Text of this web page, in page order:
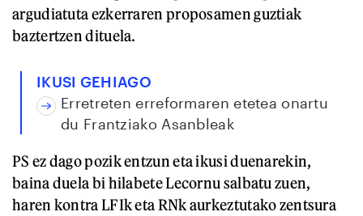
argudiatuta ezkerraren proposamen guztiak
baztertzen dituela.
IKUSI GEHIAGO
Erretreten erreformaren etetea onartu
du Frantziako Asanbleak
PS ez dago pozik entzun eta ikusi duenarekin,
baina duela bi hilabete Lecornu salbatu zuen,
haren kontra LFIk eta RNk aurkeztutako zentsura